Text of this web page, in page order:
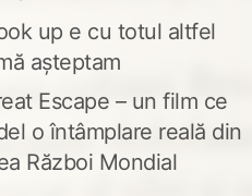
up e cu totul altfel
așteptam
Escape – un film ce
o întâmplare reală din
Război Mondial